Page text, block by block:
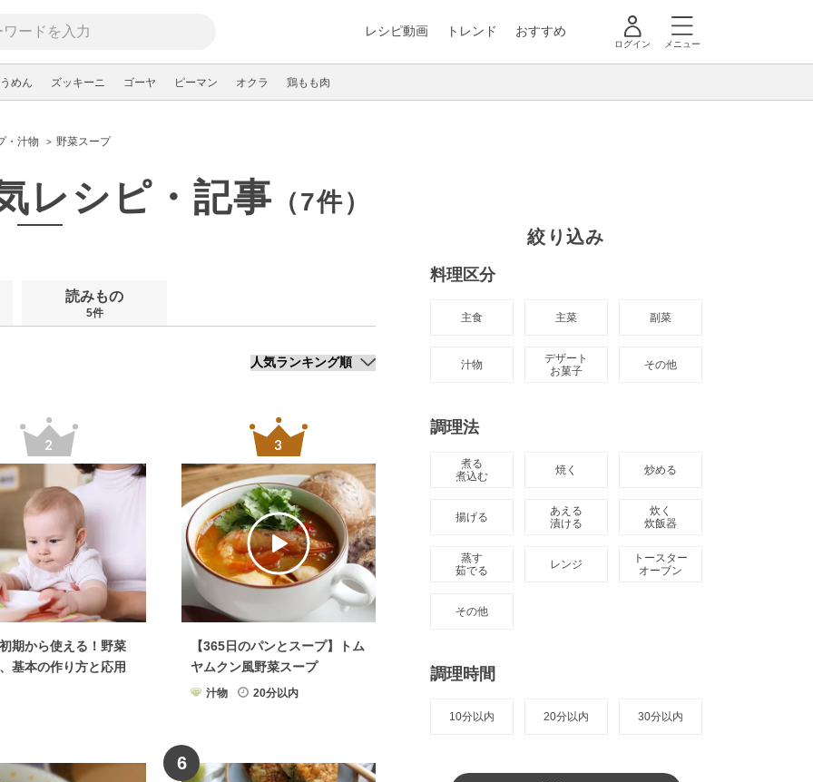
レシピ動画 トレンド おすすめ
ログイン メニュー
めん ズッキーニ ゴーヤ ピーマン オクラ 鶏もも肉
・汁物 野菜スープ
レシピ・記事 （7件）
読みもの
5件
期から使える！野菜
基本の作り方と応用
【365日のパンとスープ】トム
ヤムクン風野菜スープ
汁物 20分以内
6
絞り込み
料理区分
主食 主菜 副菜
汁物
デザート
お菓子
その他
調理法
煮る
煮込む
焼く 炒める
揚げる
あえる
漬ける
炊く
炊飯器
蒸す
茹でる
レンジ
トースター
オーブン
その他
調理時間
10分以内 20分以内 30分以内